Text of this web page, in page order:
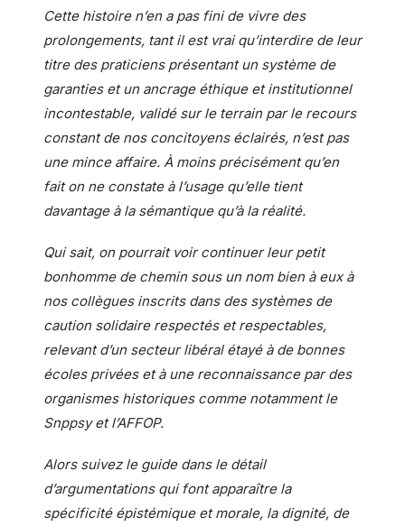
Cette histoire n’en a pas fini de vivre des
prolongements, tant il est vrai qu’interdire de leur
titre des praticiens présentant un système de
garanties et un ancrage éthique et institutionnel
incontestable, validé sur le terrain par le recours
constant de nos concitoyens éclairés, n’est pas
une mince affaire. À moins précisément qu’en
fait on ne constate à l’usage qu’elle tient
davantage à la sémantique qu’à la réalité.
Qui sait, on pourrait voir continuer leur petit
bonhomme de chemin sous un nom bien à eux à
nos collègues inscrits dans des systèmes de
caution solidaire respectés et respectables,
relevant d’un secteur libéral étayé à de bonnes
écoles privées et à une reconnaissance par des
organismes historiques comme notamment le
Snppsy et l’AFFOP.
Alors suivez le guide dans le détail
d’argumentations qui font apparaître la
spécificité épistémique et morale, la dignité, de